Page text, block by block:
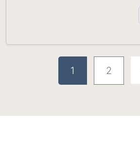
Posts navigation
1 2